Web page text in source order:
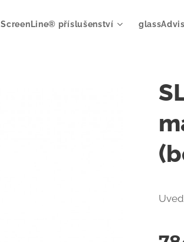
ScreenLine® příslušenství